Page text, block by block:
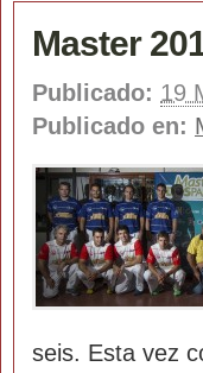
Master
Publicado: 19
Publicado en:
seis. Esta vez